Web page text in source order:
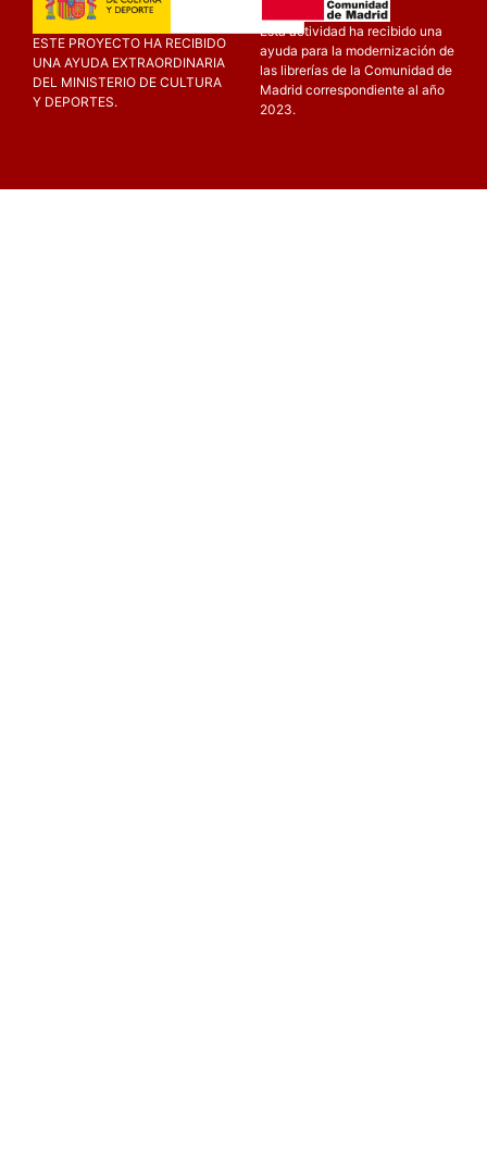
ESTE PROYECTO HA RECIBIDO
UNA AYUDA EXTRAORDINARIA
DEL MINISTERIO DE CULTURA
Y DEPORTES.
Esta actividad ha recibido una
ayuda para la modernización de
las librerías de la Comunidad de
Madrid correspondiente al año
2023.